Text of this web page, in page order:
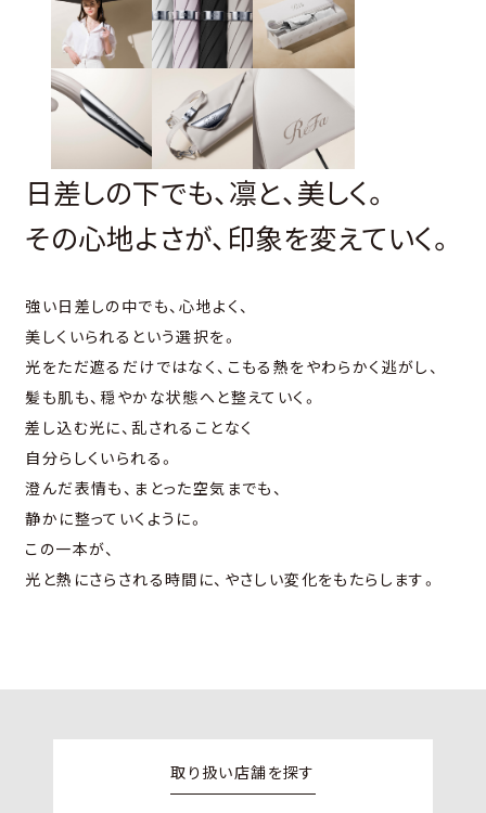
⽇差しの下でも、凛と、美しく。
その⼼地よさが、印象を変えていく。
強い⽇差しの中でも、⼼地よく、
美しくいられるという選択を。
光をただ遮るだけではなく、こもる熱をやわらかく逃がし、
髪も肌も、穏やかな状態へと整えていく。
差し込む光に、乱されることなく
⾃分らしくいられる。
澄んだ表情も、まとった空気までも、
静かに整っていくように。
この⼀本が、
光と熱にさらされる時間に、やさしい変化をもたらします。
取り扱い店舗を探す